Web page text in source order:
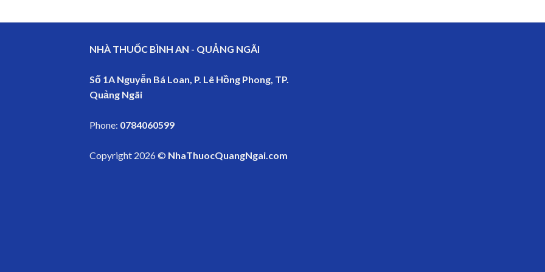
NHÀ THUỐC BÌNH AN - QUẢNG NGÃI
Số 1A Nguyễn Bá Loan, P. Lê Hồng Phong, TP.
Quảng Ngãi
Phone: 0784060599
Copyright 2026 © NhaThuocQuangNgai.com